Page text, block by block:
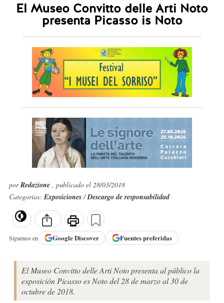
El Museo Convitto delle Arti Noto
presenta Picasso is Noto
porRedazione , publicado el 28/03/2018
Categorías:Exposiciones/Descargo de responsabilidad
Síguenos en GoogleDiscover Fuentes preferidas
El Museo Convitto delle Arti Noto presenta al público la
exposición Picasso es Noto del 28 de marzo al 30 de
octubre de 2018.